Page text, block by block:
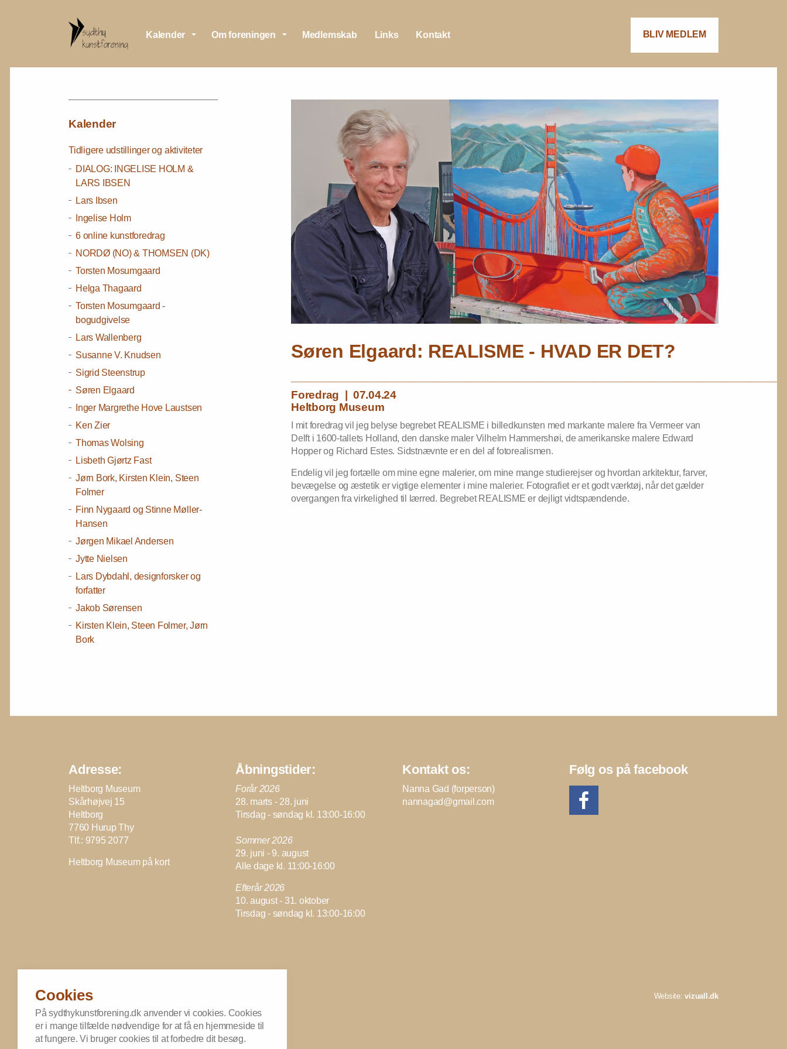
Kalender Om foreningen Medlemskab Links Kontakt BLIV MEDLEM
Søren Elgaard: REALISME - HVAD ER DET?
Foredrag | 07.04.24
Heltborg Museum
I mit foredrag vil jeg belyse begrebet REALISME i billedkunsten med markante malere fra Vermeer van
Delft i 1600-tallets Holland, den danske maler Vilhelm Hammershøi, de amerikanske malere Edward
Hopper og Richard Estes. Sidstnævnte er en del af fotorealismen.
Endelig vil jeg fortælle om mine egne malerier, om mine mange studierejser og hvordan arkitektur, farver,
bevægelse og æstetik er vigtige elementer i mine malerier. Fotografiet er et godt værktøj, når det gælder
overgangen fra virkelighed til lærred. Begrebet REALISME er dejligt vidtspændende.
Kalender
Tidligere udstillinger og aktiviteter
DIALOG: INGELISE HOLM &
LARS IBSEN
Lars Ibsen
Ingelise Holm
6 online kunstforedrag
NORDØ (NO) & THOMSEN (DK)
Torsten Mosumgaard
Helga Thagaard
Torsten Mosumgaard -
bogudgivelse
Lars Wallenberg
Susanne V. Knudsen
Sigrid Steenstrup
Søren Elgaard
Inger Margrethe Hove Laustsen
Ken Zier
Thomas Wolsing
Lisbeth Gjørtz Fast
Jørn Bork, Kirsten Klein, Steen
Folmer
Finn Nygaard og Stinne Møller-
Hansen
Jørgen Mikael Andersen
Jytte Nielsen
Lars Dybdahl, designforsker og
forfatter
Jakob Sørensen
Kirsten Klein, Steen Folmer, Jørn
Bork
Adresse:
Heltborg Museum
Skårhøjvej 15
Heltborg
7760 Hurup Thy
Tlf.: 9795 2077
Heltborg Museum på kort
Åbningstider:
Forår 2026
28. marts - 28. juni
Tirsdag - søndag kl. 13:00-16:00
Sommer 2026
29. juni - 9. august
Alle dage kl. 11:00-16:00
Efterår 2026
10. august - 31. oktober
Tirsdag - søndag kl. 13:00-16:00
Kontakt os:
Nanna Gad (forperson)
nannagad@gmail.com
Følg os på facebook
© 2026 Website:vizuall.dk
Cookies
På sydthykunstforening.dk anvender vi cookies. Cookies
er i mange tilfælde nødvendige for at få en hjemmeside til
at fungere. Vi bruger cookies til at forbedre dit besøg.